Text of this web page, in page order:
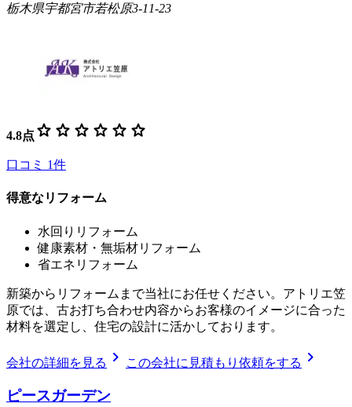
栃木県宇都宮市若松原3-11-23
4.8点 star star star star star star
口コミ 1件
得意なリフォーム
水回りリフォーム
健康素材・無垢材リフォーム
省エネリフォーム
新築からリフォームまで当社にお任せください。アトリエ笠
原では、古お打ち合わせ内容からお客様のイメージに合った
材料を選定し、住宅の設計に活かしております。
会社の詳細を見る chevron_right この会社に見積もり依頼をする chevron_right
ピースガーデン